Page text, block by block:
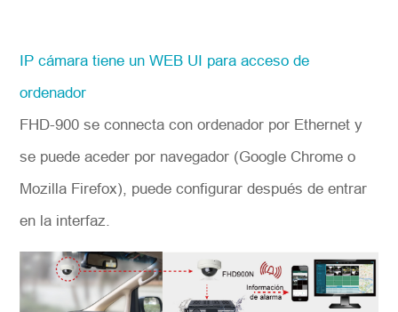
IP cámara tiene un WEB UI para acceso de
ordenador
FHD-900 se connecta con ordenador por Ethernet y
se puede aceder por navegador (Google Chrome o
Mozilla Firefox), puede configurar después de entrar
en la interfaz.